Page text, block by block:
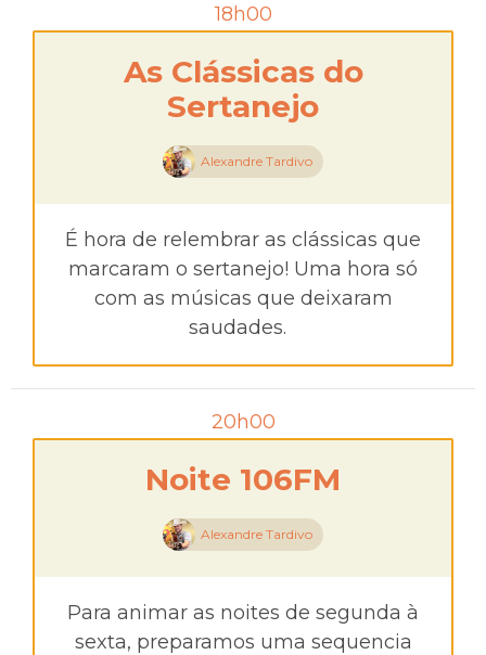
18h00
As Clássicas do
Sertanejo
Alexandre Tardivo
É hora de relembrar as clássicas que
marcaram o sertanejo! Uma hora só
com as músicas que deixaram
saudades.
20h00
Noite 106FM
Alexandre Tardivo
Para animar as noites de segunda à
sexta, preparamos uma sequencia